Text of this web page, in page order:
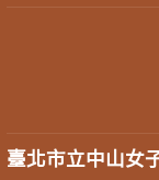
臺北市立中山女